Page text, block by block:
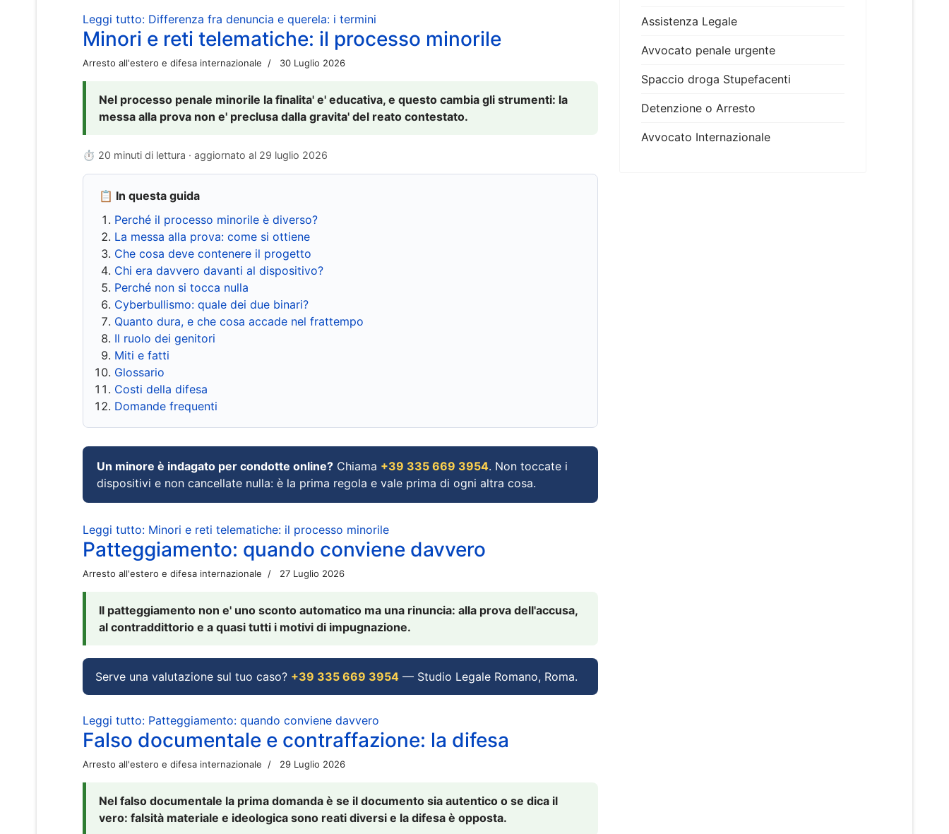
Leggi tutto: Differenza fra denuncia e querela: i termini
Minori e reti telematiche: il processo minorile
Arresto all'estero e difesa internazionale 30 Luglio 2026
Nel processo penale minorile la finalita' e' educativa, e questo cambia gli strumenti: la
messa alla prova non e' preclusa dalla gravita' del reato contestato.
⏱ 20 minuti di lettura · aggiornato al 29 luglio 2026
📋 In questa guida
Perché il processo minorile è diverso?
La messa alla prova: come si ottiene
Che cosa deve contenere il progetto
Chi era davvero davanti al dispositivo?
Perché non si tocca nulla
Cyberbullismo: quale dei due binari?
Quanto dura, e che cosa accade nel frattempo
Il ruolo dei genitori
Miti e fatti
Glossario
Costi della difesa
Domande frequenti
Un minore è indagato per condotte online? Chiama +39 335 669 3954. Non toccate i
dispositivi e non cancellate nulla: è la prima regola e vale prima di ogni altra cosa.
Leggi tutto: Minori e reti telematiche: il processo minorile
Patteggiamento: quando conviene davvero
Arresto all'estero e difesa internazionale 27 Luglio 2026
Il patteggiamento non e' uno sconto automatico ma una rinuncia: alla prova dell'accusa,
al contraddittorio e a quasi tutti i motivi di impugnazione.
Serve una valutazione sul tuo caso? +39 335 669 3954 — Studio Legale Romano, Roma.
Leggi tutto: Patteggiamento: quando conviene davvero
Falso documentale e contraffazione: la difesa
Arresto all'estero e difesa internazionale 29 Luglio 2026
Nel falso documentale la prima domanda è se il documento sia autentico o se dica il
vero: falsità materiale e ideologica sono reati diversi e la difesa è opposta.
Assistenza Legale
Avvocato penale urgente
Spaccio droga Stupefacenti
Detenzione o Arresto
Avvocato Internazionale